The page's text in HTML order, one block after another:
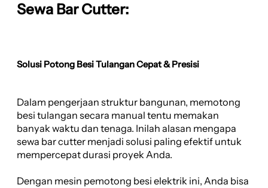
Sewa Bar Cutter:
Solusi Potong Besi Tulangan Cepat & Presisi
Dalam pengerjaan struktur bangunan, memotong
besi tulangan secara manual tentu memakan
banyak waktu dan tenaga. Inilah alasan mengapa
sewa bar cutter menjadi solusi paling efektif untuk
mempercepat durasi proyek Anda.
Dengan mesin pemotong besi elektrik ini, Anda bisa